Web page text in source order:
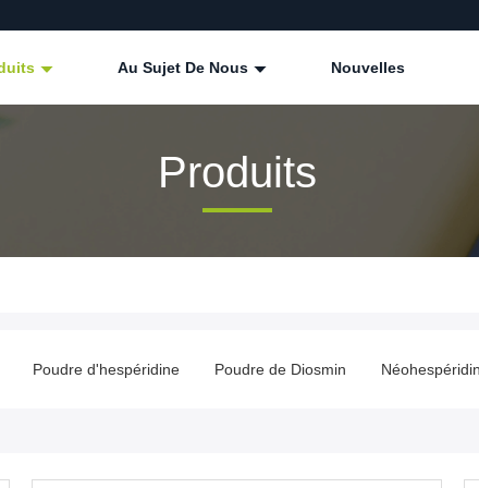
Au Sujet De Nous Nouvelles
Produits
Poudre d'hespéridine Poudre de Diosmin